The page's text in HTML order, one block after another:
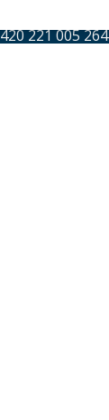
221 005 264